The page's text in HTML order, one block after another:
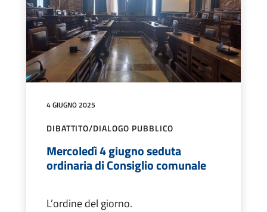
4 GIUGNO 2025
DIBATTITO/DIALOGO PUBBLICO
Mercoledì 4 giugno seduta
ordinaria di Consiglio comunale
L’ordine del giorno.